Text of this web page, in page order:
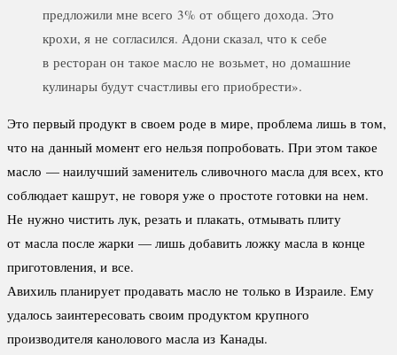
предложили мне всего 3% от общего дохода. Это
крохи, я не согласился. Адони сказал, что к себе
в ресторан он такое масло не возьмет, но домашние
кулинары будут счастливы его приобрести».
Это первый продукт в своем роде в мире, проблема лишь в том,
что на данный момент его нельзя попробовать. При этом такое
масло — наилучший заменитель сливочного масла для всех, кто
соблюдает кашрут, не говоря уже о простоте готовки на нем.
Не нужно чистить лук, резать и плакать, отмывать плиту
от масла после жарки — лишь добавить ложку масла в конце
приготовления, и все.
Авихиль планирует продавать масло не только в Израиле. Ему
удалось заинтересовать своим продуктом крупного
производителя канолового масла из Канады.